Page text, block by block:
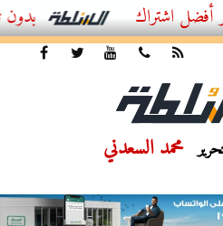
أفضل اشتراك IPTV بدون تقطيع 2026 – دليل المشاهد العصري
محمد السعدني